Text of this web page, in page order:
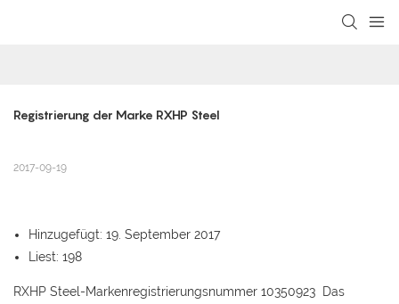
Registrierung der Marke RXHP Steel
2017-09-19
Hinzugefügt: 19. September 2017
Liest: 198
RXHP Steel-Markenregistrierungsnummer 10350923 Das